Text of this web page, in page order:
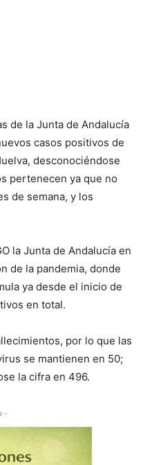
de la Junta de Andalucía
casos positivos de
desconociéndose
pertenecen ya que no
de semana, y los
la Junta de Andalucía en
de la pandemia, donde
ya desde el inicio de
en total.
por lo que las
se mantienen en 50;
la cifra en 496.
-